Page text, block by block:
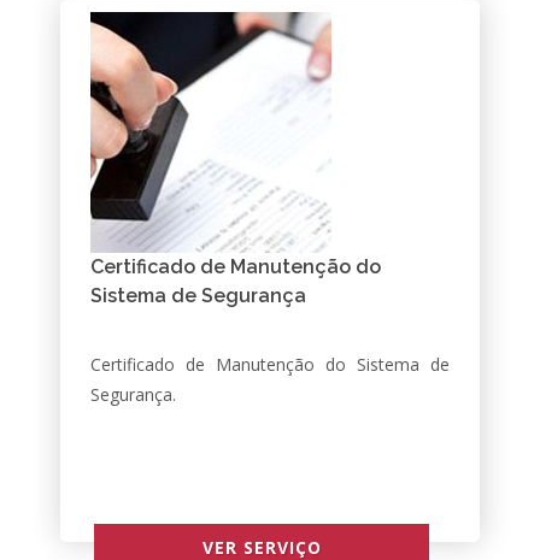
Certificado de Manutenção do
Sistema de Segurança
Certificado de Manutenção do Sistema de
Segurança.
VER SERVIÇO